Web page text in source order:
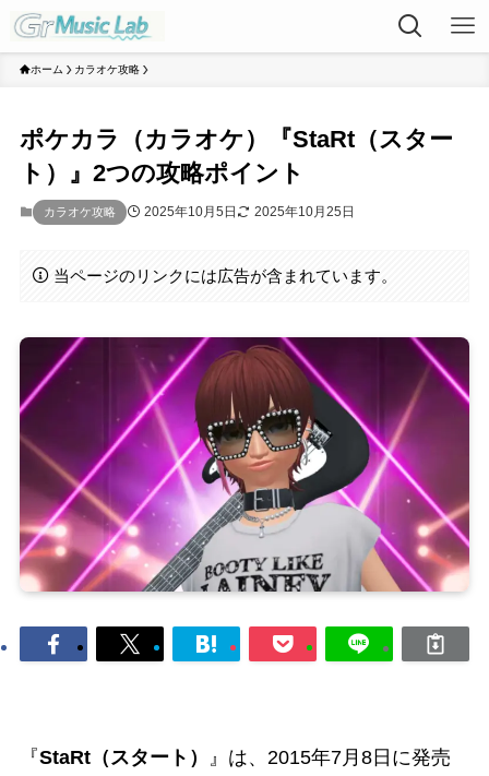
ホーム カラオケ攻略
ポケカラ（カラオケ）『StaRt（スター
ト）』2つの攻略ポイント
カラオケ攻略 2025年10月5日 2025年10月25日
当ページのリンクには広告が含まれています。
『StaRt（スタート）
』は、2015年7月8日に発売